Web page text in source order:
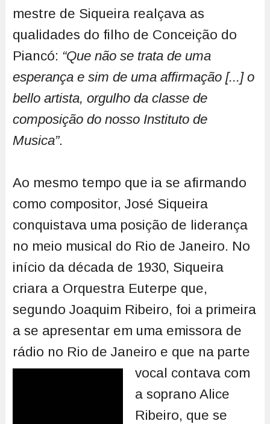
mestre de Siqueira realçava as
qualidades do filho de Conceição do
Piancó: “Que não se trata de uma
esperança e sim de uma affirmação [...] o
bello artista, orgulho da classe de
composição do nosso Instituto de
Musica”.
Ao mesmo tempo que ia se afirmando
como compositor, José Siqueira
conquistava uma posição de liderança
no meio musical do Rio de Janeiro. No
início da década de 1930, Siqueira
criara a Orquestra Euterpe que,
segundo Joaquim Ribeiro, foi a primeira
a se apresentar em uma emissora de
rádio no Rio de Janeiro e que na parte
vocal contava com
a soprano Alice
Ribeiro, que se